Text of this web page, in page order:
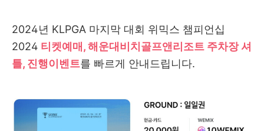
2024년 KLPGA 마지막 대회 위믹스 챔피언십
2024 티켓예매, 해운대비치골프앤리조트 주차장 셔
틀, 진행이벤트를 빠르게 안내드립니다.